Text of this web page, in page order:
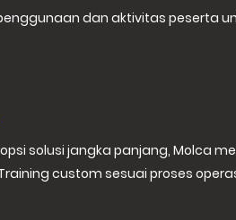
dan aktivitas peserta
solusi jangka panjang, Molca
custom sesuai proses